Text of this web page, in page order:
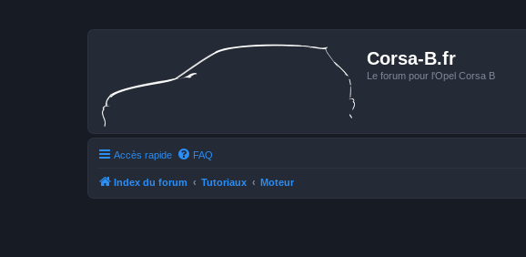
Corsa-B.fr
Le forum pour l'Opel Corsa B
Accès rapide FAQ
Index du forum Tutoriaux Moteur